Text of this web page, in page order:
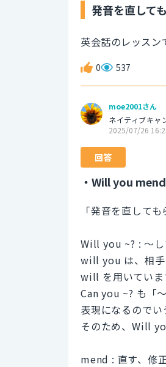
発音を直して
英会話のレッスン
0 537
moe2001さん
ネイティブキャ
2025/07/26
回答
・Will you
「発音を直して
Will you ~? : ～し
will you は、相手
will を用いていま
Can you ~? も「
表現になるのでい
そのため、Will
mend : 直す、修